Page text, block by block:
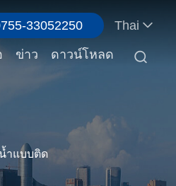
33052250 Thai
ข่าว ดาวน์โหลด 
ำแบบติด